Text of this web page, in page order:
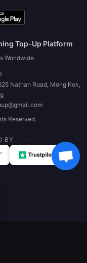
Top-Up Platform
Worldwide
Nathan Road, Mong Kok,
Reserved.
BY